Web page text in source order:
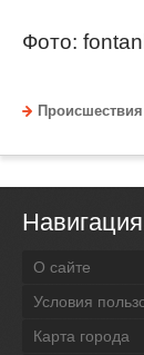
Фото:
Происшествия
Навигация
О сайте
Условия
Карта города